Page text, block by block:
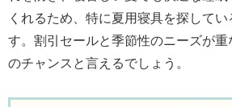
くれるため、特に夏用寝具を探してい
す。割引セールと季節性のニーズが重
のチャンスと言えるでしょう。